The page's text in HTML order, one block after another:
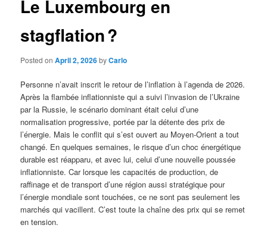
Le Luxembourg en
stagflation ?
Posted onApril 2, 2026byCarlo
Personne n’avait inscrit le retour de l’inflation à l’agenda de 2026.
Après la flambée inflationniste qui a suivi l’invasion de l’Ukraine
par la Russie, le scénario dominant était celui d’une
normalisation progressive, portée par la détente des prix de
l’énergie. Mais le conflit qui s’est ouvert au Moyen-Orient a tout
changé. En quelques semaines, le risque d’un choc énergétique
durable est réapparu, et avec lui, celui d’une nouvelle poussée
inflationniste. Car lorsque les capacités de production, de
raffinage et de transport d’une région aussi stratégique pour
l’énergie mondiale sont touchées, ce ne sont pas seulement les
marchés qui vacillent. C’est toute la chaîne des prix qui se remet
en tension.